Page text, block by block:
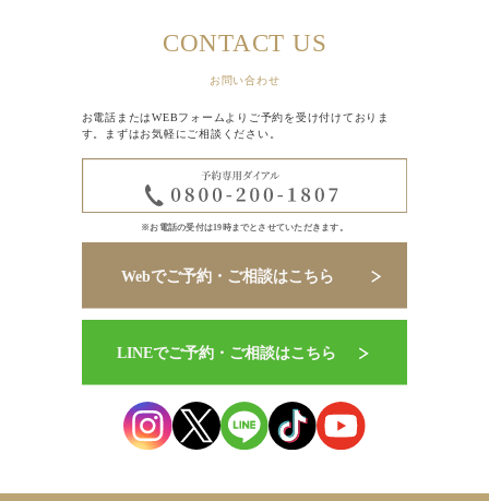
CONTACT US
お問い合わせ
お電話またはWEBフォームよりご予約を受け付けておりま
す。まずはお気軽にご相談ください。
※お電話の受付は19時までとさせていただきます。